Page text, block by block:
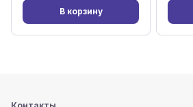
В корзину